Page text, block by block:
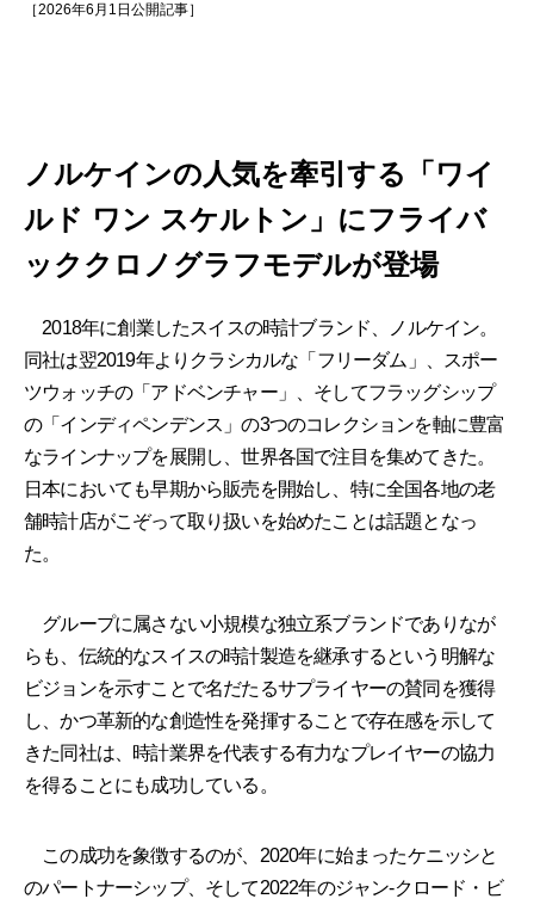
［2026年6月1日公開記事］
ノルケインの人気を牽引する「ワイ
ルド ワン スケルトン」にフライバ
ッククロノグラフモデルが登場
2018年に創業したスイスの時計ブランド、ノルケイン。
同社は翌2019年よりクラシカルな「フリーダム」、スポー
ツウォッチの「アドベンチャー」、そしてフラッグシップ
の「インディペンデンス」の3つのコレクションを軸に豊富
なラインナップを展開し、世界各国で注目を集めてきた。
日本においても早期から販売を開始し、特に全国各地の老
舗時計店がこぞって取り扱いを始めたことは話題となっ
た。
グループに属さない小規模な独立系ブランドでありなが
らも、伝統的なスイスの時計製造を継承するという明解な
ビジョンを示すことで名だたるサプライヤーの賛同を獲得
し、かつ革新的な創造性を発揮することで存在感を示して
きた同社は、時計業界を代表する有力なプレイヤーの協力
を得ることにも成功している。
この成功を象徴するのが、2020年に始まったケニッシと
のパートナーシップ、そして2022年のジャン-クロード・ビ